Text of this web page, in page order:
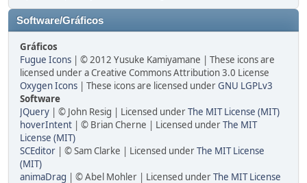
Software/Gráficos
Gráficos
Fugue Icons | © 2012 Yusuke Kamiyamane | These icons are
licensed under a Creative Commons Attribution 3.0 License
Oxygen Icons | These icons are licensed underGNU LGPLv3
Software
JQuery | © John Resig | Licensed underThe MIT License (MIT)
hoverIntent | © Brian Cherne | Licensed underThe MIT
License (MIT)
SCEditor | © Sam Clarke | Licensed underThe MIT License
(MIT)
animaDrag | © Abel Mohler | Licensed underThe MIT License